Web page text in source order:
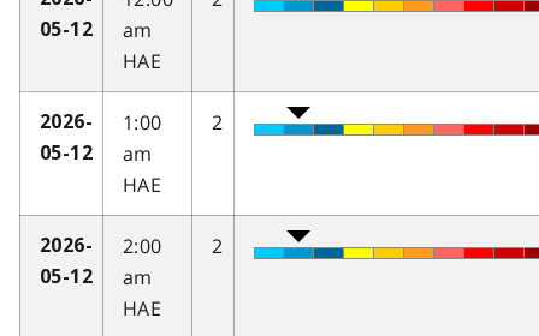
05-12
am
HAE
2026-
05-12
1:00
am
HAE
2
2026-
05-12
2:00
am
HAE
2